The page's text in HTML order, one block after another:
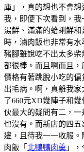
庫」，真的想也不會
我，即便下次看到，
湯鮮、滿滿的蛤蜊鮮
時，滷肉飯也非常有
豬腳雖說吃不出太多
都很棒。而且啊而且，
價格有著跳脫小吃的
出毛病。啊，真離我
了660元XD幾陣子和
伙最大的疑問有二，
也沒有。而新店的四
邊，且待我一一收服
肉飯「 北鴨鴨肉羹 」